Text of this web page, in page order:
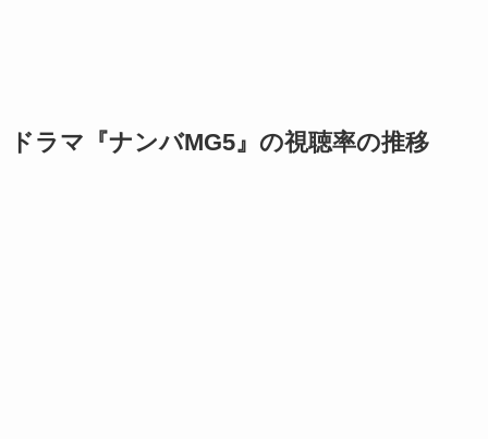
ドラマ『ナンバMG5』の視聴率の推移